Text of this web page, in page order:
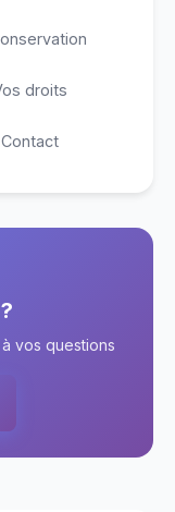
droits
Contact
vos questions